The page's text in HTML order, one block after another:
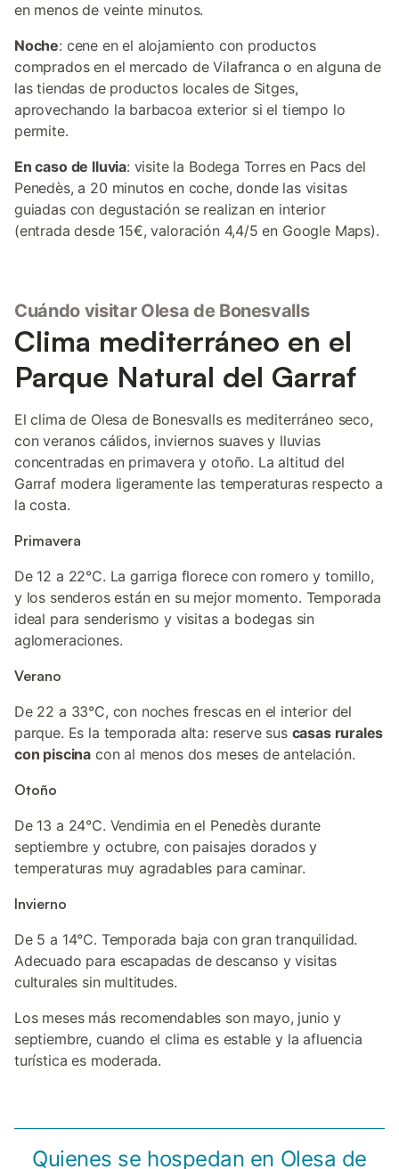
en menos de veinte minutos.
Noche: cene en el alojamiento con productos
comprados en el mercado de Vilafranca o en alguna de
las tiendas de productos locales de Sitges,
aprovechando la barbacoa exterior si el tiempo lo
permite.
En caso de lluvia: visite la Bodega Torres en Pacs del
Penedès, a 20 minutos en coche, donde las visitas
guiadas con degustación se realizan en interior
(entrada desde 15€, valoración 4,4/5 en Google Maps).
Cuándo visitar Olesa de Bonesvalls
Clima mediterráneo en el
Parque Natural del Garraf
El clima de Olesa de Bonesvalls es mediterráneo seco,
con veranos cálidos, inviernos suaves y lluvias
concentradas en primavera y otoño. La altitud del
Garraf modera ligeramente las temperaturas respecto a
la costa.
Primavera
De 12 a 22°C. La garriga florece con romero y tomillo,
y los senderos están en su mejor momento. Temporada
ideal para senderismo y visitas a bodegas sin
aglomeraciones.
Verano
De 22 a 33°C, con noches frescas en el interior del
parque. Es la temporada alta: reserve sus casas rurales
con piscina con al menos dos meses de antelación.
Otoño
De 13 a 24°C. Vendimia en el Penedès durante
septiembre y octubre, con paisajes dorados y
temperaturas muy agradables para caminar.
Invierno
De 5 a 14°C. Temporada baja con gran tranquilidad.
Adecuado para escapadas de descanso y visitas
culturales sin multitudes.
Los meses más recomendables son mayo, junio y
septiembre, cuando el clima es estable y la afluencia
turística es moderada.
Quienes se hospedan en Olesa de